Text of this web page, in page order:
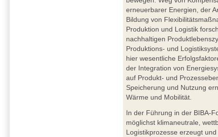
erneuerbarer Energien, der
Bildung von
Produktion und Logistik
nachhaltigen
Produktions- und
hier wesentliche
der Integration von
auf Produkt- und
Speicherung und Nutzung
Wärme und Mobilität.
In der Führung in der BIBA-
möglichst klimaneutrale,
Logistikprozesse erzeugt